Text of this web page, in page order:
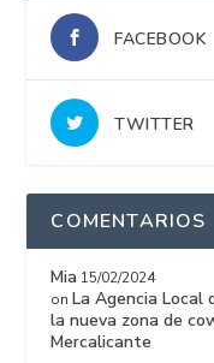
FACEBOOK
TWITTER
COMENTARIOS
Mia 15/02/2024
onLa Agencia Local
la nueva zona de
Mercalicante